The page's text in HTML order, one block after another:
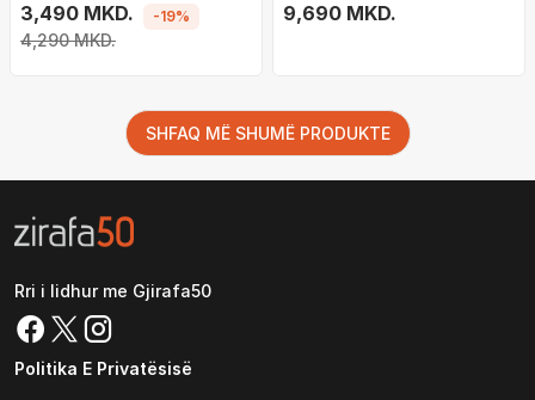
3,490 MKD.
4,290 MKD.
-19%
gjelbër
9,690 MKD.
SHFAQ MË SHUMË PRODUKTE
Rri i lidhur me Gjirafa50
Politika E Privatësisë